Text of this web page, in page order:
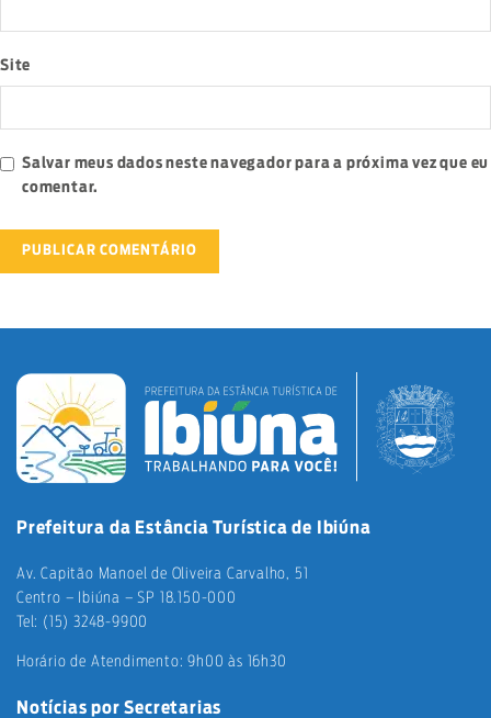
Site
Salvar meus dados neste navegador para a próxima vez que eu
comentar.
Prefeitura da Estância Turística de Ibiúna
Av. Capitão Manoel de Oliveira Carvalho, 51
Centro – Ibiúna – SP 18.150-000
Tel: (15) 3248-9900
Horário de Atendimento: 9h00 às 16h30
Notícias por Secretarias